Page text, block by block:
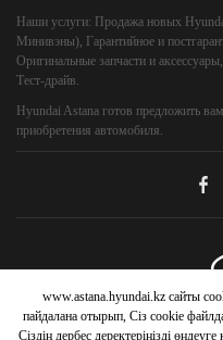
Наши услуги: Продажа новых
Минивэны), Гарантийное и
Оригинальные запчасти и
Тест‑драйв.
Hyundai Astana готов предложить
приобретения автомобиля.
© 2026
www.astana.hyundai.kz сайты
пайдалана отырып, Сіз cookie
Сіздің дербес деректеріңізді өңдеуге